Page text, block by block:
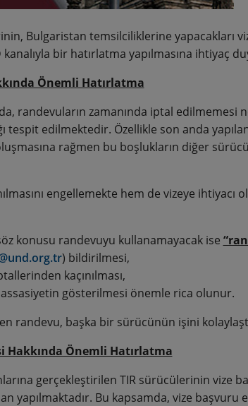
Bulgaristan temsilciliklerine yapacakları
bir hatırlatma yapılmasına ihtiyaç
Önemli Hatırlatma
randevuların zamanında iptal edilmemesi
tespit edilmektedir. Özellikle son anda
rağmen bu boşlukların diğer
engellemekte hem de vizeye ihtiyacı
konusu randevuyu kullanamayacak ise
) bildirilmesi,
kaçınılması,
gösterilmesi önemle rica olunur.
randevu, başka bir sürücünün işini
Hakkında Önemli Hatırlatma
gerçekleştirilen TIR sürücülerinin vize
yapılmaktadır. Bu kapsamda, vize başvuru